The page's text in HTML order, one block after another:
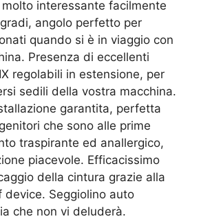
interessante facilmente
angolo perfetto per
quando si è in viaggio con
Presenza di eccellenti
regolabili in estensione, per
sedili della vostra macchina.
garantita, perfetta
che sono alle prime
traspirante ed anallergico,
piacevole. Efficacissimo
della cintura grazie alla
device. Seggiolino auto
che non vi deluderà.